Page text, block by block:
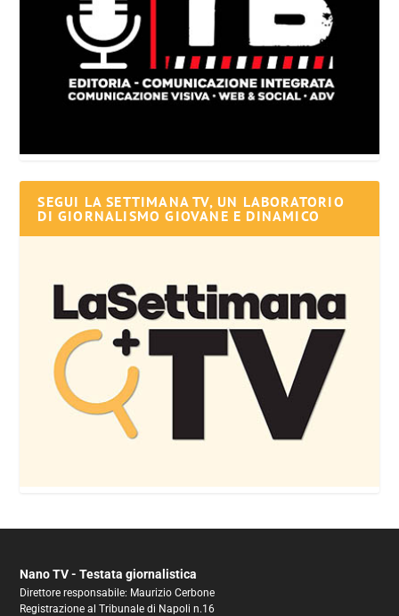
SEGUI LA SETTIMANA TV, UN LABORATORIO
DI GIORNALISMO GIOVANE E DINAMICO
Nano TV - Testata giornalistica
Direttore responsabile: Maurizio Cerbone
Registrazione al Tribunale di Napoli n.16